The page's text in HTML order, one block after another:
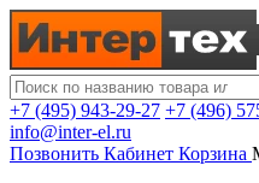
+7 (495) 943-29-27 +7 (496)
info@inter-el.ru
Позвонить Кабинет Корзина